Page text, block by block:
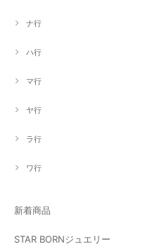
ナ行
ハ行
マ行
ヤ行
ラ行
ワ行
新着商品
STAR BORNジュエリー